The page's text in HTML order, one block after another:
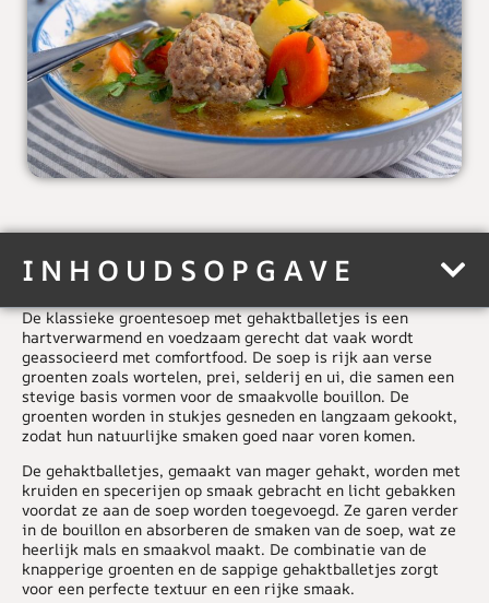
INHOUDSOPGAVE
De klassieke groentesoep met gehaktballetjes is een
hartverwarmend en voedzaam gerecht dat vaak wordt
geassocieerd met comfortfood. De soep is rijk aan verse
groenten zoals wortelen, prei, selderij en ui, die samen een
stevige basis vormen voor de smaakvolle bouillon. De
groenten worden in stukjes gesneden en langzaam gekookt,
zodat hun natuurlijke smaken goed naar voren komen.
De gehaktballetjes, gemaakt van mager gehakt, worden met
kruiden en specerijen op smaak gebracht en licht gebakken
voordat ze aan de soep worden toegevoegd. Ze garen verder
in de bouillon en absorberen de smaken van de soep, wat ze
heerlijk mals en smaakvol maakt. De combinatie van de
knapperige groenten en de sappige gehaktballetjes zorgt
voor een perfecte textuur en een rijke smaak.